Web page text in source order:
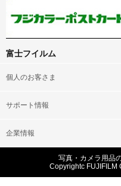
富士フイルム
個人のお客さま
サポート情報
企業情報
写真・カメラ用品
Copyrightc FUJIFILM